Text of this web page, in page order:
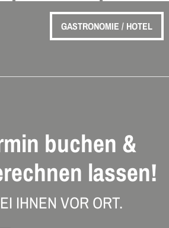
GASTRONOMIE / HOTEL
buchen &
lassen!
IHNEN VOR ORT.